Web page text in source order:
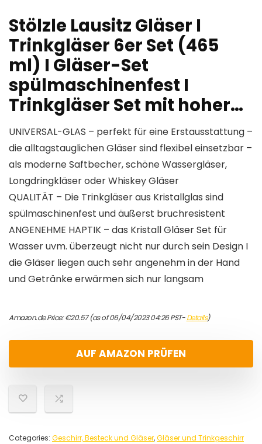
Stölzle Lausitz Gläser I
Trinkgläser 6er Set (465
ml) I Gläser-Set
spülmaschinenfest I
Trinkgläser Set mit hoher…
UNIVERSAL-GLAS – perfekt für eine Erstausstattung –
die alltagstauglichen Gläser sind flexibel einsetzbar –
als moderne Saftbecher, schöne Wassergläser,
Longdringkläser oder Whiskey Gläser
QUALITÄT – Die Trinkgläser aus Kristallglas sind
spülmaschinenfest und äußerst bruchresistent
ANGENEHME HAPTIK – das Kristall Gläser Set für
Wasser uvm. überzeugt nicht nur durch sein Design I
die Gläser liegen auch sehr angenehm in der Hand
und Getränke erwärmen sich nur langsam
Amazon.de Price:€20.57(as of 06/04/2023 04:26 PST-Details)
AUF AMAZON PRÜFEN
Categories: Geschirr, Besteck und Gläser,Gläser und Trinkgeschirr